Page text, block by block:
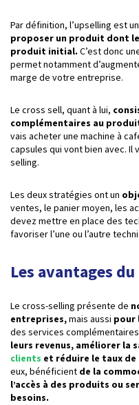
Par définition, l’upselling est
proposer un produit dont
produit initial. C’est donc
permet notamment
marge de votre entreprise.
Le cross sell, quant à lui,
complémentaires au
vais acheter une machine à
capsules qui vont bien avec. Il
selling.
Les deux stratégies ont un
ventes, le panier moyen, les
devez mettre en place des
favoriser l’une ou l’autre
Les avantages
Le cross-selling présente de
entreprises,mais aussi pour
des services
leurs revenus, améliorer la
clients et réduire le taux de
eux, bénéficient de la
l’accès à des produits ou
besoins.